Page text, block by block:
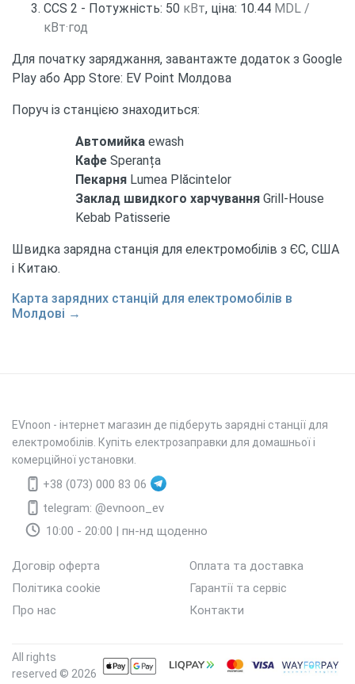
CCS 2 - Потужність: 50 кВт, ціна: 10.44 MDL /
кВт·год
Для початку заряджання, завантажте додаток з Google
Play або App Store: EV Point Молдова
Поруч із станцією знаходиться:
Автомийка ewash
Кафе Speranța
Пекарня Lumea Plăcintelor
Заклад швидкого харчування Grill-House
Kebab Patisserie
Швидка зарядна станція для електромобілів з ЄС, США
і Китаю.
Карта зарядних станцій для електромобілів в
Молдові →
EVnoon - інтернет магазин де підберуть зарядні станції для
електромобілів. Купіть електрозаправки для домашньої і
комерційної установки.
+38 (073) 000 83 06
telegram: @evnoon_ev
10:00 - 20:00 | пн-нд щоденно
Договір оферта
Оплата та доставка
Політика cookie
Гарантії та сервіс
Про нас
Контакти
All rights
reserved © 2026